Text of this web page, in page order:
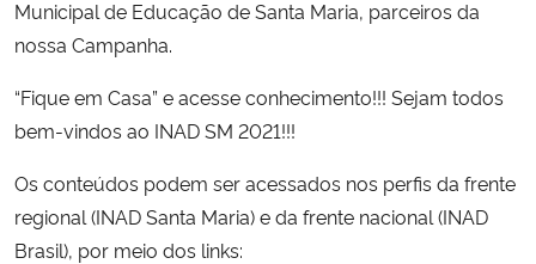
Municipal de Educação de Santa Maria, parceiros da
nossa Campanha.
“Fique em Casa” e acesse conhecimento!!! Sejam todos
bem-vindos ao INAD SM 2021!!!
Os conteúdos podem ser acessados nos perfis da frente
regional (INAD Santa Maria) e da frente nacional (INAD
Brasil), por meio dos links: